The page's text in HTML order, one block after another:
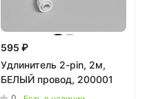
595 ₽
Удлинитель 2-pin, 2м,
БЕЛЫЙ провод, 200001